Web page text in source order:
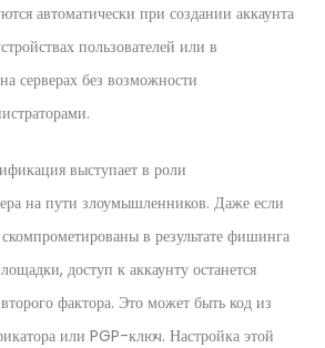
автоматически при создании аккаунта
пользователей или в
серверах без возможности
выступает в роли
на пути злоумышленников. Даже если
в результате фишинга
доступ к аккаунту останется
фактора. Это может быть код из
или PGP-ключ. Настройка этой